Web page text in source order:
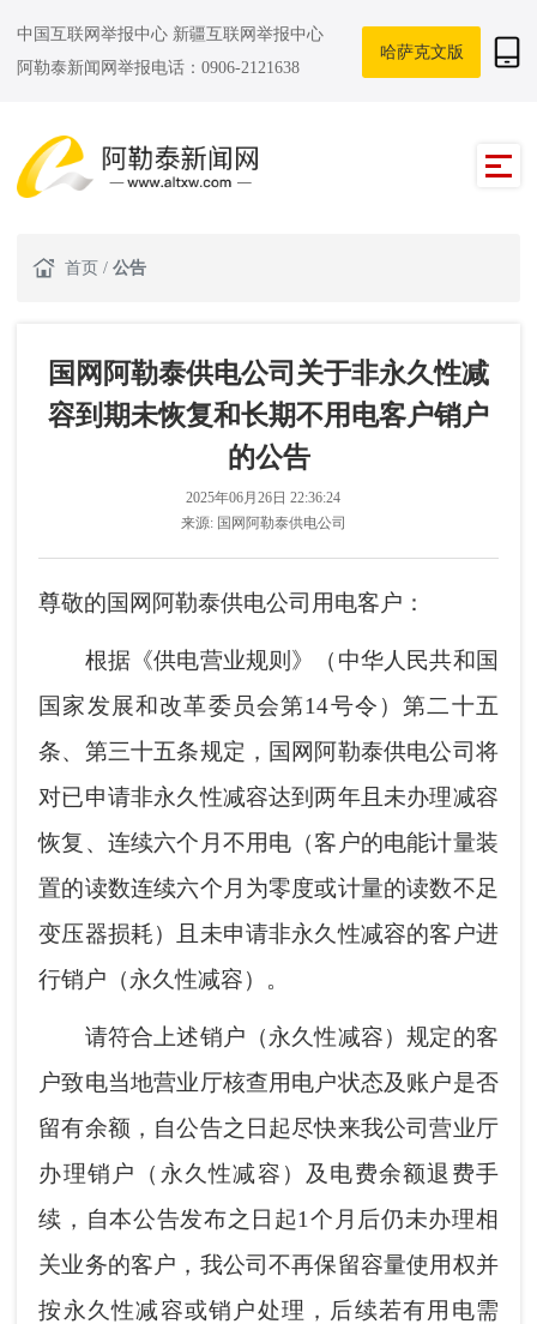
中国互联网举报中心 新疆互联网举报中心
阿勒泰新闻网举报电话：0906-2121638
哈萨克文版
首页 / 公告
国网阿勒泰供电公司关于非永久性减
容到期未恢复和长期不用电客户销户
的公告
2025年06月26日 22:36:24
来源: 国网阿勒泰供电公司
尊敬的国网阿勒泰供电公司用电客户：
根据《供电营业规则》（中华人民共和国
国家发展和改革委员会第14号令）第二十五
条、第三十五条规定，国网阿勒泰供电公司将
对已申请非永久性减容达到两年且未办理减容
恢复、连续六个月不用电（客户的电能计量装
置的读数连续六个月为零度或计量的读数不足
变压器损耗）且未申请非永久性减容的客户进
行销户（永久性减容）。
请符合上述销户（永久性减容）规定的客
户致电当地营业厅核查用电户状态及账户是否
留有余额，自公告之日起尽快来我公司营业厅
办理销户（永久性减容）及电费余额退费手
续，自本公告发布之日起1个月后仍未办理相
关业务的客户，我公司不再保留容量使用权并
按永久性减容或销户处理，后续若有用电需